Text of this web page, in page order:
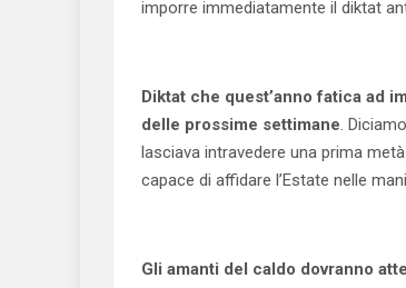
imporre immediatamente il diktat
Diktat che quest’anno fatica ad
delle prossime settimane.
lasciava intravedere una prima
capace di affidare l’Estate nelle
Gli amanti del caldo dovranno